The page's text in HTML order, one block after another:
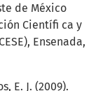
de México
Científi ca y
Ensenada,
E. J. (2009).